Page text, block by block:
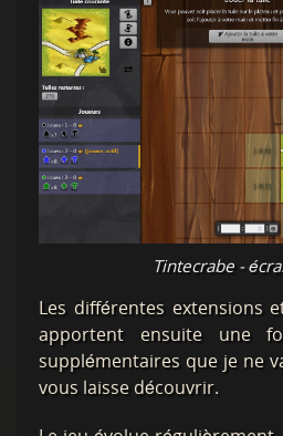
Tintecrabe -
Les différentes extensions
apportent ensuite une
supplémentaires que je ne
vous laisse découvrir.